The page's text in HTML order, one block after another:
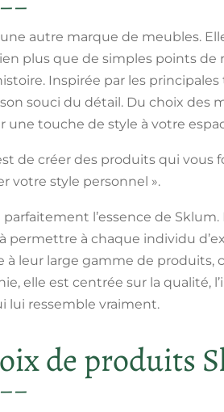
autre marque de meubles.
plus que de simples points de
Inspirée par les
souci du détail. Du choix des
une touche de style à votre
de créer des produits qui
votre style personnel ».
l’essence de
permettre à chaque individu
à leur large gamme de produits,
elle est centrée sur la qualité,
lui ressemble vraiment.
de produits